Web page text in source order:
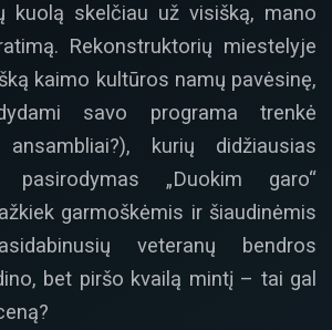
kuolą skelčiau už visišką, mano
Rekonstruktorių miestelyje
kaimo kultūros namų pavėsinę,
savo programa trenkė
kurių didžiausias
„Duokim garo“
garmoškėmis ir šiaudinėmis
veteranų bendros
bet piršo kvailą mintį – tai gal